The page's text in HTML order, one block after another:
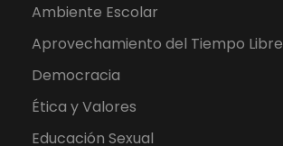
Ambiente Escolar
Aprovechamiento del Tiempo Libre
Democracia
Ética y Valores
Educación Sexual